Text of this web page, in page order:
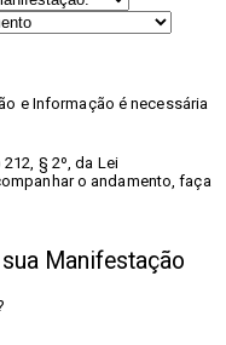
e Informação é necessária
§ 2º, da Lei
o andamento, faça
Manifestação